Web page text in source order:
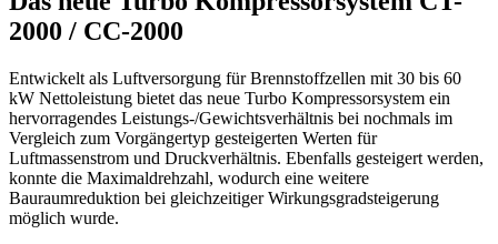
2000 / CC-2000
Entwickelt als Luftversorgung für Brennstoffzellen mit 30 bis 60
kW Nettoleistung bietet das neue Turbo Kompressorsystem ein
hervorragendes Leistungs-/Gewichtsverhältnis bei nochmals im
Vergleich zum Vorgängertyp gesteigerten Werten für
Luftmassenstrom und Druckverhältnis. Ebenfalls gesteigert werden,
konnte die Maximaldrehzahl, wodurch eine weitere
Bauraumreduktion bei gleichzeitiger Wirkungsgradsteigerung
möglich wurde.